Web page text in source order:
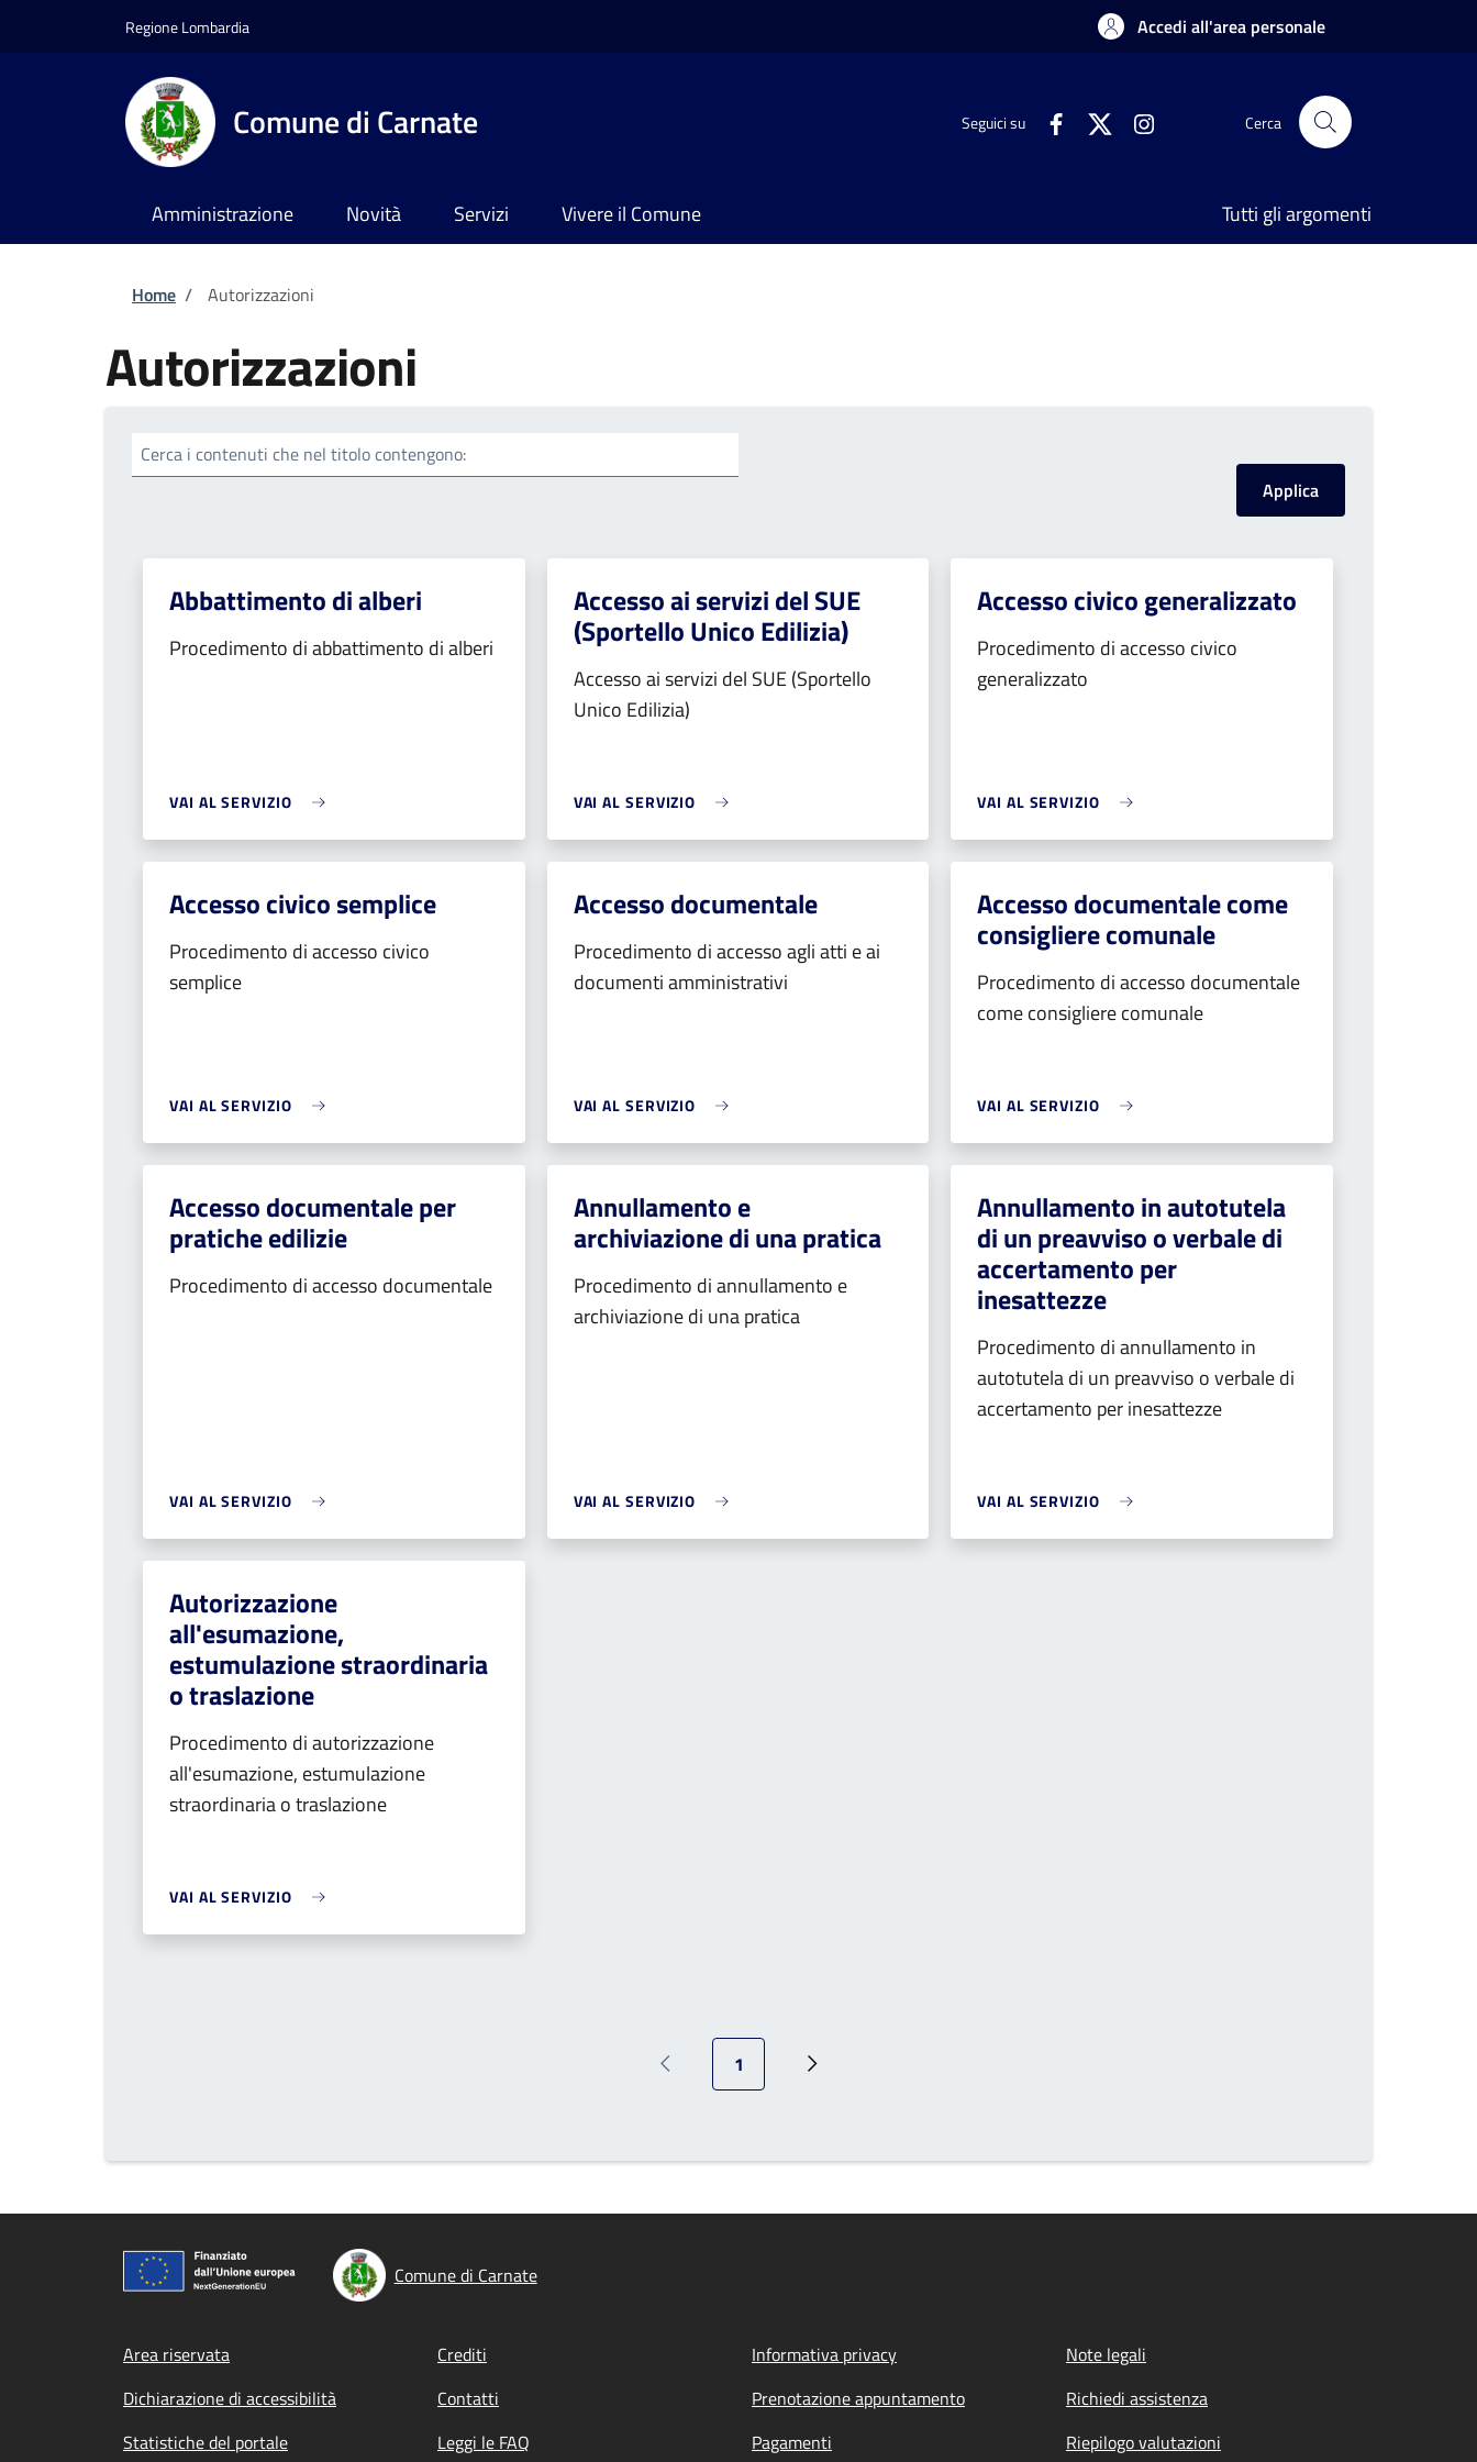
Regione Lombardia Accedi all'area personale
Comune di Carnate Seguici su Cerca
Amministrazione Novità Servizi Vivere il Comune Tutti gli argomenti
Briciole di pane
Home / Autorizzazioni
Autorizzazioni
Cerca i contenuti che nel titolo contengono:
Abbattimento di alberi
Procedimento di abbattimento di alberi
VAI AL SERVIZIO
Accesso ai servizi del SUE
(Sportello Unico Edilizia)
Accesso ai servizi del SUE (Sportello
Unico Edilizia)
VAI AL SERVIZIO
Accesso civico generalizzato
Procedimento di accesso civico
generalizzato
VAI AL SERVIZIO
Accesso civico semplice
Procedimento di accesso civico
semplice
VAI AL SERVIZIO
Accesso documentale
Procedimento di accesso agli atti e ai
documenti amministrativi
VAI AL SERVIZIO
Accesso documentale come
consigliere comunale
Procedimento di accesso documentale
come consigliere comunale
VAI AL SERVIZIO
Accesso documentale per
pratiche edilizie
Procedimento di accesso documentale
VAI AL SERVIZIO
Annullamento e
archiviazione di una pratica
Procedimento di annullamento e
archiviazione di una pratica
VAI AL SERVIZIO
Annullamento in autotutela
di un preavviso o verbale di
accertamento per
inesattezze
Procedimento di annullamento in
autotutela di un preavviso o verbale di
accertamento per inesattezze
VAI AL SERVIZIO
Autorizzazione
all'esumazione,
estumulazione straordinaria
o traslazione
Procedimento di autorizzazione
all'esumazione, estumulazione
straordinaria o traslazione
VAI AL SERVIZIO
Pagina precedente
Pagina attuale
1
Prossima pagina
Comune di Carnate
Footer menu
Area riservata Crediti Informativa privacy
Note legali
Dichiarazione di accessibilità
Contatti Prenotazione appuntamento
Richiedi assistenza
Statistiche del portale
Leggi le FAQ Pagamenti Riepilogo valutazioni